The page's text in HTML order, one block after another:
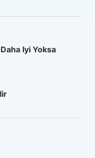
Iyi Yoksa